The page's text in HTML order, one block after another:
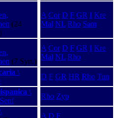
(24
A Cor D F GR I Kre
Mal NL Rho Sam
(7 Syn.)
A Cor D F GR I Kre
Mal NL Rho
\
D F GR HR Rho Tun
\
Rho Zyp
\
A D F